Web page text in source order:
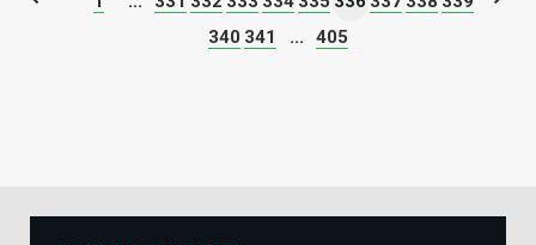
340 341 ... 405